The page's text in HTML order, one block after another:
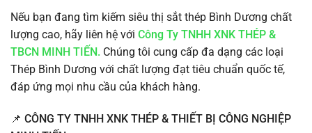
Nếu bạn đang tìm kiếm siêu thị sắt thép Bình Dương chất
lượng cao, hãy liên hệ với Công Ty TNHH XNK THÉP &
TBCN MINH TIẾN. Chúng tôi cung cấp đa dạng các loại
Thép Bình Dương với chất lượng đạt tiêu chuẩn quốc tế,
đáp ứng mọi nhu cầu của khách hàng.
📌 CÔNG TY TNHH XNK THÉP & THIẾT BỊ CÔNG NGHIỆP